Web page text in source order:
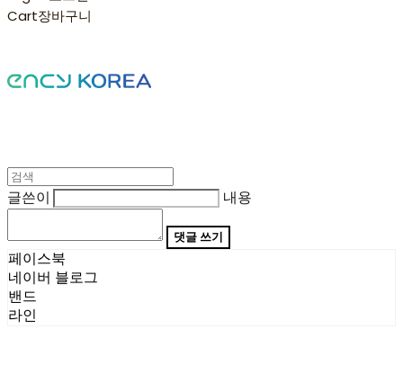
Cart장바구니
글쓴이 내용
댓글 쓰기
페이스북
네이버 블로그
밴드
라인